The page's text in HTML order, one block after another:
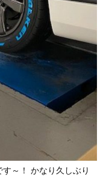
～！ かなり久しぶり